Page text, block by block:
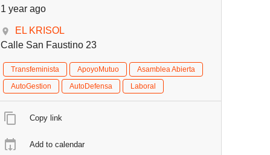
1 year ago
EL KRISOL
Calle San Faustino 23
Transfeminista ApoyoMutuo
Asamblea Abierta
AutoGestion
AutoDefensa Laboral
Copy link
Add to calendar